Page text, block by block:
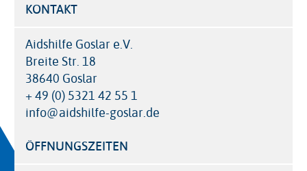
KONTAKT
Aidshilfe Goslar e.V.
Breite Str. 18
38640 Goslar
+ 49 (0) 5321 42 55 1
info@aidshilfe-goslar.de
ÖFFNUNGSZEITEN